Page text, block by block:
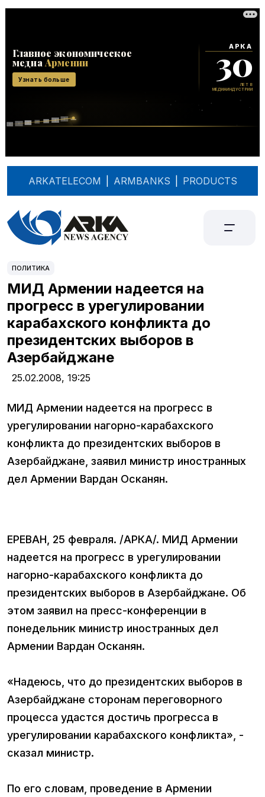
ARKATELECOM ARMBANKS PRODUCTS
ПОЛИТИКА
МИД Армении надеется на
прогресс в урегулировании
карабахского конфликта до
президентских выборов в
Азербайджане
25.02.2008, 19:25
МИД Армении надеется на прогресс в
урегулировании нагорно-карабахского
конфликта до президентских выборов в
Азербайджане, заявил министр иностранных
дел Армении Вардан Осканян.
ЕРЕВАН, 25 февраля. /АРКА/. МИД Армении
надеется на прогресс в урегулировании
нагорно-карабахского конфликта до
президентских выборов в Азербайджане. Об
этом заявил на пресс-конференции в
понедельник министр иностранных дел
Армении Вардан Осканян.
«Надеюсь, что до президентских выборов в
Азербайджане сторонам переговорного
процесса удастся достичь прогресса в
урегулировании карабахского конфликта», -
сказал министр.
По его словам, проведение в Армении